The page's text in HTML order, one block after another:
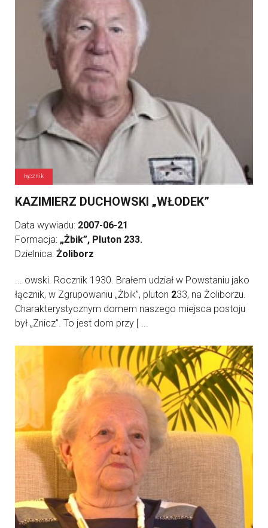
łącznik
KAZIMIERZ DUCHOWSKI „WŁODEK”
Data wywiadu: 2007-06-21
Formacja: „Żbik”, Pluton 233.
Dzielnica: Żoliborz
... owski. Rocznik 1930. Brałem udział w Powstaniu jako
łącznik, w Zgrupowaniu „Żbik”, pluton 233, na Żoliborzu.
Charakterystycznym domem naszego miejsca postoju
był „Znicz”. To jest dom przy [ ...